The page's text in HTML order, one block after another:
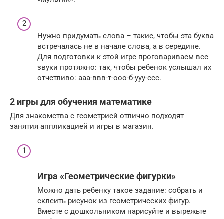
Нужно придумать слова – такие, чтобы эта буква
встречалась не в начале слова, а в середине.
Для подготовки к этой игре проговариваем все
звуки протяжно: так, чтобы ребенок услышал их
отчетливо: ааа-ввв-т-ооо-б-ууу-ссс.
2 игры для обучения математике
Для знакомства с геометрией отлично подходят
занятия аппликацией и игры в магазин.
Игра «Геометрические фигурки»
Можно дать ребенку такое задание: собрать и
склеить рисунок из геометрических фигур.
Вместе с дошкольником нарисуйте и вырежьте